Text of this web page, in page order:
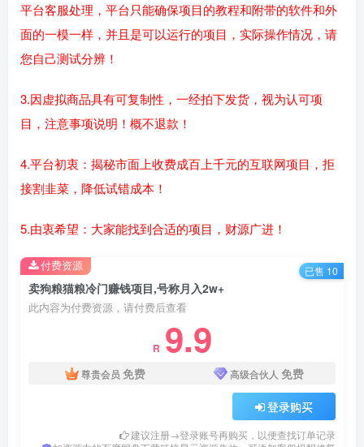
平台客服处理，平台只能确保项目的教程和附带的软件和外
面的一模一样，并且是可以运行的项目，实际操作情况，请
您自己测试分辨！
3.因虚拟商品具有可复制性，一经拍下发货，视为认可项
目，注意事项说明！概不退款！
4.平台初衷：揭秘市面上收费成百上千元的互联网项目，拒
接割韭菜，降低试错成本！
5.由衷希望：大家能找到合适的项目，财源广进！
卖狗粮猫粮冷门赚钱项目,号称月入2w+
此内容为付费资源，请付费后查看
R 9.9
尊贵会员 免费 高级合伙人 免费
登录购买
建议注册→登录账号再购买，以便查找订单记录
付费资源 已售 10